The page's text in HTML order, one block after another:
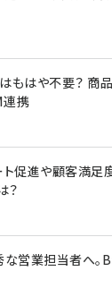
もはや不要？ 商
連携
ト促進や顧客満足
？
営業担当者へ。